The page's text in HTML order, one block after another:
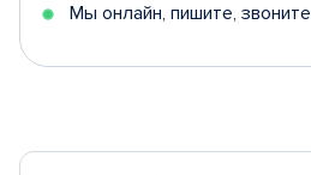
Мы онлайн, пишите, звоните